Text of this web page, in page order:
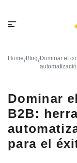
Home/Blog/Dominar el
Dominar
B2B:
para el